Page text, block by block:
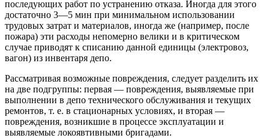
последующих работ по устранению отказа. Иногда для этого
достаточно 3—5 мин при минимальном использовании
трудовых затрат и материалов, иногда же (например, после
пожара) эти расходы непомерно велики и в критическом
случае приводят к списанию данной единицы (электровоз,
вагон) из инвентаря депо.
Рассматривая возможные повреждения, следует разделить их
на две подгруппы: первая — повреждения, выявляемые при
выполнении в депо технического обслуживания и текущих
ремонтов, т. е. в стационарных условиях, и вторая —
повреждения, возникшие в процессе эксплуатации и
выявляемые локоявтивными бригадами.